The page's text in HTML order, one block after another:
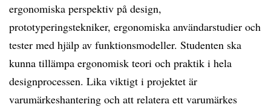
ergonomiska perspektiv på design,
prototyperingstekniker, ergonomiska användarstudier och
tester med hjälp av funktionsmodeller. Studenten ska
kunna tillämpa ergonomisk teori och praktik i hela
designprocessen. Lika viktigt i projektet är
varumärkeshantering och att relatera ett varumärkes